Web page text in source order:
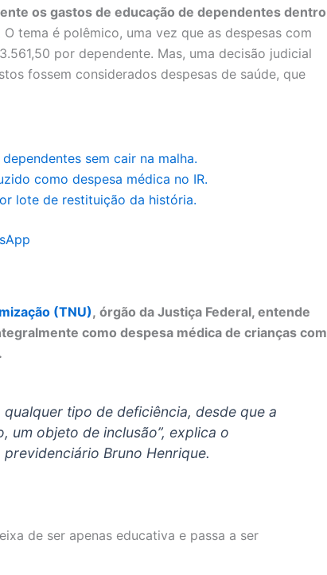
os gastos de educação de dependentes dentro
O tema é polêmico, uma vez que as despesas com
por dependente. Mas, uma decisão judicial
fossem considerados despesas de saúde, que
sem cair na malha.
como despesa médica no IR.
lote de restituição da história.
(TNU), órgão da Justiça Federal, entende
como despesa médica de crianças com
tipo de deficiência, desde que a
um objeto de inclusão”, explica o
Bruno Henrique.
de ser apenas educativa e passa a ser